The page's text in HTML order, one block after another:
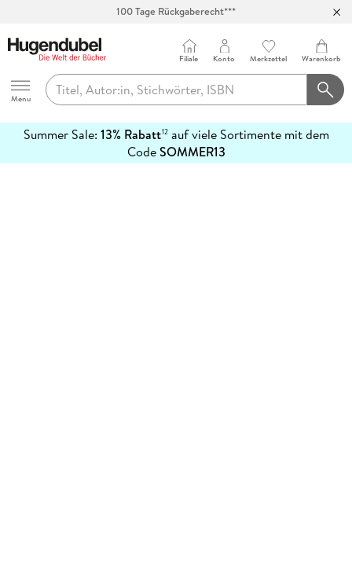
100 Tage Rückgaberecht***
Hugendubel
Menu
Filiale Konto Merkzettel Warenkorb
Summer Sale: 13% Rabatt12auf viele Sortimente mit dem
CodeSOMMER13
erfahren